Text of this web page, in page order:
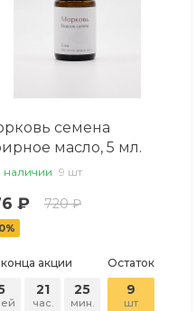
семена
масло, 5 мл.
наличии 9 шт
₽ 720 ₽
акции
21
час.
25
мин.
Остаток
9
шт